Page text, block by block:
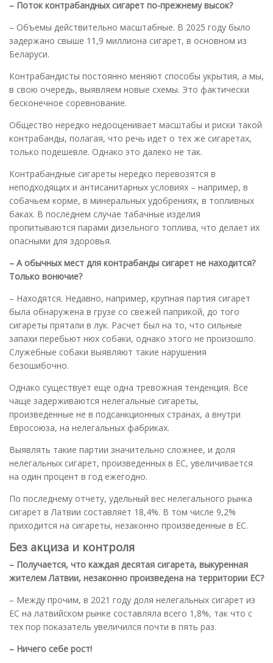
– Поток контрабандных сигарет по-прежнему высок?
– Объемы действительно масштабные. В 2025 году было
задержано свыше 11,9 миллиона сигарет, в основном из
Беларуси.
Контрабандисты постоянно меняют способы укрытия, а мы,
в свою очередь, выявляем новые схемы. Это фактически
бесконечное соревнование.
Общество нередко недооценивает масштабы и риски такой
контрабанды, полагая, что речь идет о тех же сигаретах,
только подешевле. Однако это далеко не так.
Контрабандные сигареты нередко перевозятся в
неподходящих и антисанитарных условиях – например, в
собачьем корме, в минеральных удобрениях, в топливных
баках. В последнем случае табачные изделия
пропитываются парами дизельного топлива, что делает их
опасными для здоровья.
– А обычных мест для контрабанды сигарет не находится?
Только вонючие?
– Находятся. Недавно, например, крупная партия сигарет
была обнаружена в грузе со свежей паприкой, до того
сигареты прятали в лук. Расчет был на то, что сильные
запахи перебьют нюх собаки, однако этого не произошло.
Служебные собаки выявляют такие нарушения
безошибочно.
Однако существует еще одна тревожная тенденция. Все
чаще задерживаются нелегальные сигареты,
произведенные не в подсанкционных странах, а внутри
Евросоюза, на нелегальных фабриках.
Выявлять такие партии значительно сложнее, и доля
нелегальных сигарет, произведенных в ЕС, увеличивается
на один процент в год ежегодно.
По последнему отчету, удельный вес нелегального рынка
сигарет в Латвии составляет 18,4%. В том числе 9,2%
приходится на сигареты, незаконно произведенные в ЕС.
Без акциза и контроля
– Получается, что каждая десятая сигарета, выкуренная
жителем Латвии, незаконно произведена на территории ЕС?
– Между прочим, в 2021 году доля нелегальных сигарет из
ЕС на латвийском рынке составляла всего 1,8%, так что с
тех пор показатель увеличился почти в пять раз.
– Ничего себе рост!